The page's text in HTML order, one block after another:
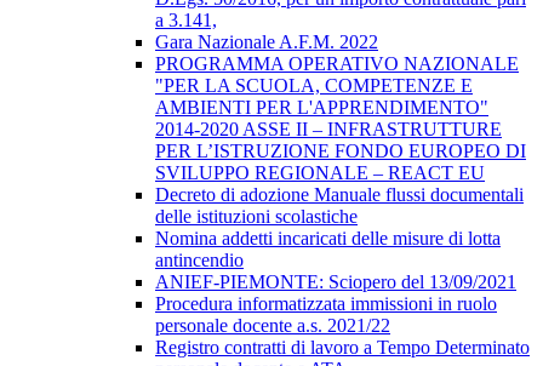
a 3.141,
Gara Nazionale A.F.M. 2022
PROGRAMMA OPERATIVO NAZIONALE
"PER LA SCUOLA, COMPETENZE E
AMBIENTI PER L'APPRENDIMENTO"
2014-2020 ASSE II – INFRASTRUTTURE
PER L’ISTRUZIONE FONDO EUROPEO DI
SVILUPPO REGIONALE – REACT EU
Decreto di adozione Manuale flussi documentali
delle istituzioni scolastiche
Nomina addetti incaricati delle misure di lotta
antincendio
ANIEF-PIEMONTE: Sciopero del 13/09/2021
Procedura informatizzata immissioni in ruolo
personale docente a.s. 2021/22
Registro contratti di lavoro a Tempo Determinato